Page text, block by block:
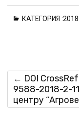
КАТЕГОРИЯ :
← DOI
9588-2018-2-
центру